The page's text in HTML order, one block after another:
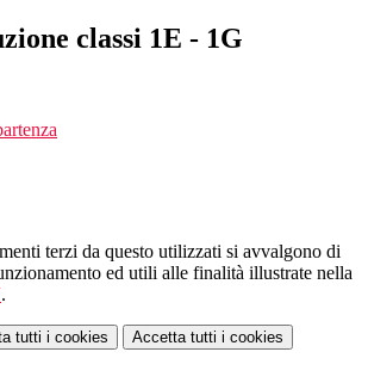
classi 1E - 1G
terzi da questo utilizzati si avvalgono di
ed utili alle finalità illustrate nella
.
tutti i cookies Accetta tutti i cookies